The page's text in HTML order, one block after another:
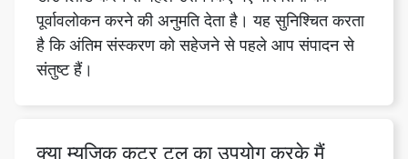
क्या म्यूजिक कटर टूल का उपयोग करके मैं